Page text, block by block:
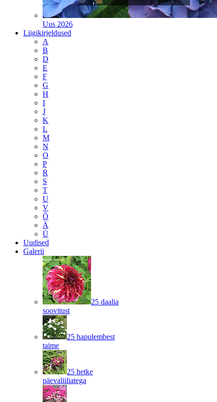
Uus 2026
Liigikirjeldused
A
B
D
E
F
G
H
I
J
K
L
M
N
O
P
R
S
T
U
V
Õ
Ä
Ü
Uudised
Galerii
25 daalia
soovitust
25 hapulembest
taime
25 hetke
päevaliiliatega